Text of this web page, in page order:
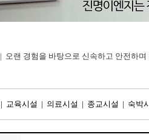
| 오랜 경험을 바탕으로 신속하고 안전하
| 교육시설 | 의료시설 | 종교시설 | 숙박